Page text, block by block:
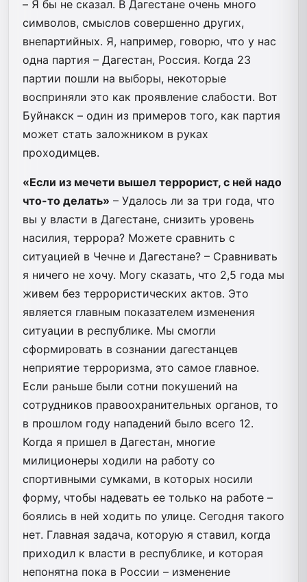
– Я бы не сказал. В Дагестане очень много
символов, смыслов совершенно других,
внепартийных. Я, например, говорю, что у нас
одна партия – Дагестан, Россия. Когда 23
партии пошли на выборы, некоторые
восприняли это как проявление слабости. Вот
Буйнакск – один из примеров того, как партия
может стать заложником в руках
проходимцев.
«Если из мечети вышел террорист, с ней надо
что-то делать» – Удалось ли за три года, что
вы у власти в Дагестане, снизить уровень
насилия, террора? Можете сравнить с
ситуацией в Чечне и Дагестане? – Сравнивать
я ничего не хочу. Могу сказать, что 2,5 года мы
живем без террористических актов. Это
является главным показателем изменения
ситуации в республике. Мы смогли
сформировать в сознании дагестанцев
неприятие терроризма, это самое главное.
Если раньше были сотни покушений на
сотрудников правоохранительных органов, то
в прошлом году нападений было всего 12.
Когда я пришел в Дагестан, многие
милиционеры ходили на работу со
спортивными сумками, в которых носили
форму, чтобы надевать ее только на работе –
боялись в ней ходить по улице. Сегодня такого
нет. Главная задача, которую я ставил, когда
приходил к власти в республике, и которая
непонятна пока в России – изменение